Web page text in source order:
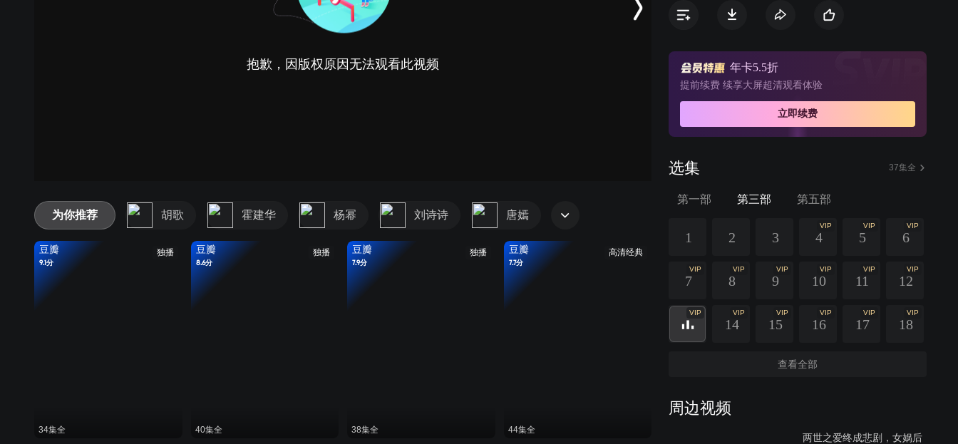
抱歉，因版权原因无法观看此视频 年卡5.5折
提前续费 续享大屏超清观看体验
立即续费
选集 37集全
第一部 第三部 第五部
1 2 3
VIP
4
VIP
5
VIP
6
VIP
7
VIP
8
VIP
9
VIP
10
VIP
11
VIP
12
VIP VIP
14
VIP
15
VIP
16
VIP
17
VIP
18
查看全部
周边视频
两世之爱终成悲剧，女娲后
为你推荐 胡歌 霍建华 杨幂 刘诗诗 唐嫣
独播
豆瓣
9.1分
34集全
独播
豆瓣
8.6分
40集全
独播
豆瓣
7.9分
38集全
高清经典
豆瓣
7.7分
44集全